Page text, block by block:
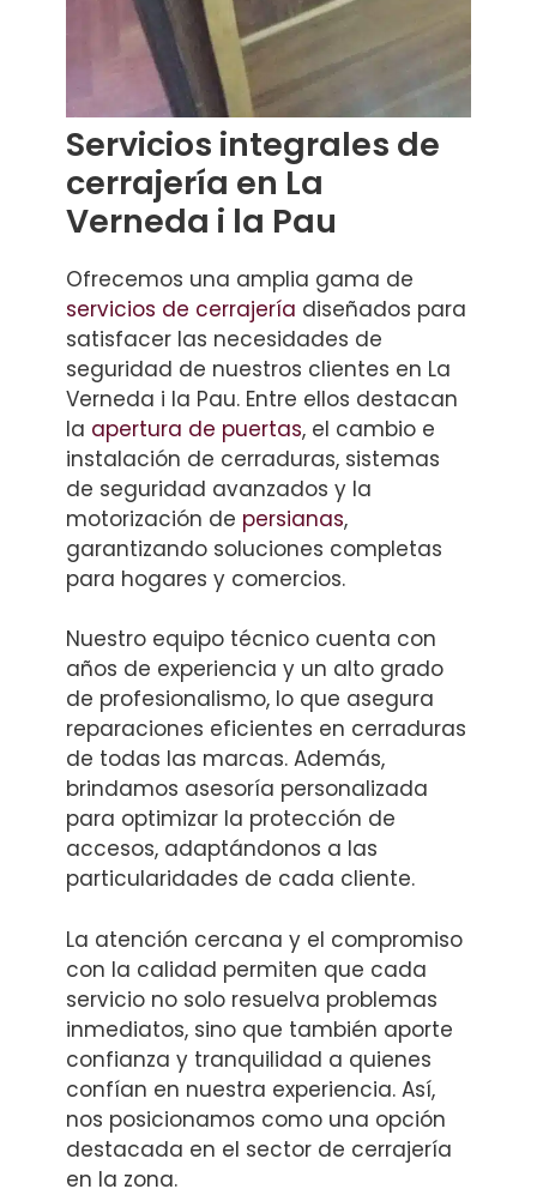
Servicios integrales de
cerrajería en La
Verneda i la Pau
Ofrecemos una amplia gama de
servicios de cerrajería diseñados para
satisfacer las necesidades de
seguridad de nuestros clientes en La
Verneda i la Pau. Entre ellos destacan
la apertura de puertas, el cambio e
instalación de cerraduras, sistemas
de seguridad avanzados y la
motorización de persianas,
garantizando soluciones completas
para hogares y comercios.
Nuestro equipo técnico cuenta con
años de experiencia y un alto grado
de profesionalismo, lo que asegura
reparaciones eficientes en cerraduras
de todas las marcas. Además,
brindamos asesoría personalizada
para optimizar la protección de
accesos, adaptándonos a las
particularidades de cada cliente.
La atención cercana y el compromiso
con la calidad permiten que cada
servicio no solo resuelva problemas
inmediatos, sino que también aporte
confianza y tranquilidad a quienes
confían en nuestra experiencia. Así,
nos posicionamos como una opción
destacada en el sector de cerrajería
en la zona.